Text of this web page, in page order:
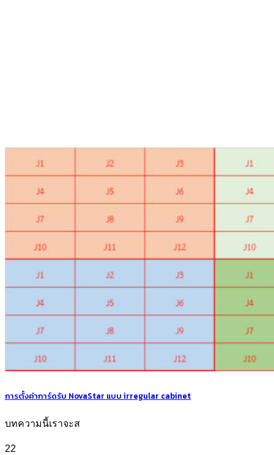
การตั้งค่าการ์ดรับ NovaStar แบบ irregular cabinet
บทความนี้เราจะส
22